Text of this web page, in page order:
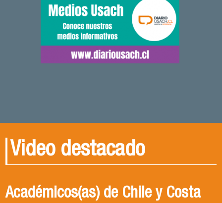
Video destacado
Académicos(as) de Chile y Costa